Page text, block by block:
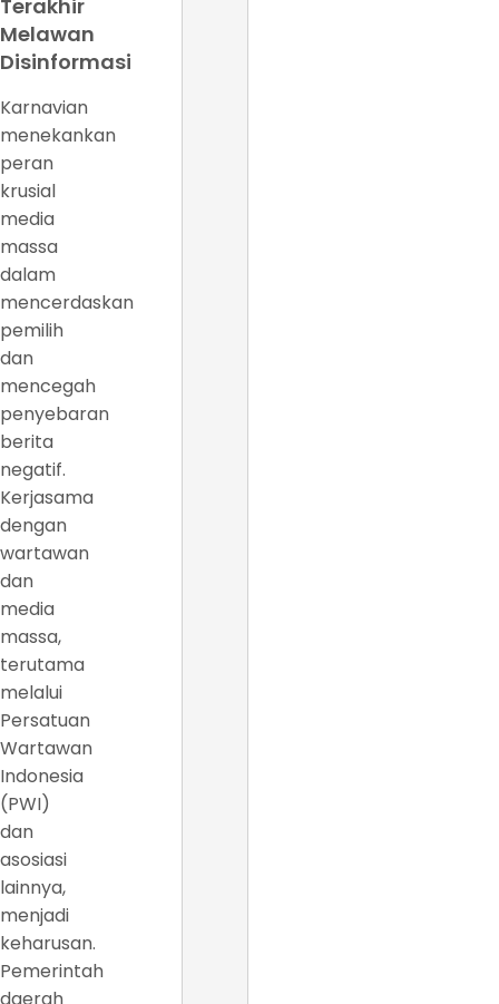
Terakhir
Melawan
Disinformasi
Karnavian
menekankan
peran
krusial
media
massa
dalam
mencerdaskan
pemilih
dan
mencegah
penyebaran
berita
negatif.
Kerjasama
dengan
wartawan
dan
media
massa,
terutama
melalui
Persatuan
Wartawan
Indonesia
(PWI)
dan
asosiasi
lainnya,
menjadi
keharusan.
Pemerintah
daerah